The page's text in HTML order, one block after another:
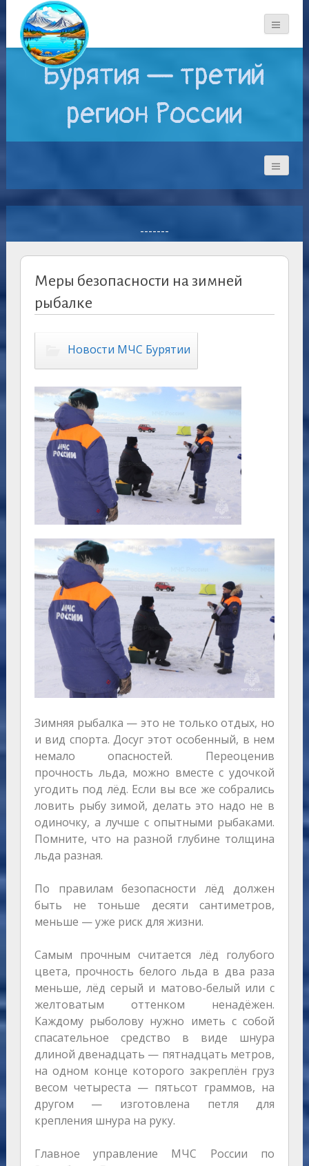
Бурятия — третий
регион России
-------
Меры безопасности на зимней
рыбалке
Новости МЧС Бурятии
Зимняя рыбалка — это не только отдых, но
и вид спорта. Досуг этот особенный, в нем
немало опасностей. Переоценив
прочность льда, можно вместе с удочкой
угодить под лёд. Если вы все же собрались
ловить рыбу зимой, делать это надо не в
одиночку, а лучше с опытными рыбаками.
Помните, что на разной глубине толщина
льда разная.
По правилам безопасности лёд должен
быть не тоньше десяти сантиметров,
меньше — уже риск для жизни.
Самым прочным считается лёд голубого
цвета, прочность белого льда в два раза
меньше, лёд серый и матово-белый или с
желтоватым оттенком ненадёжен.
Каждому рыболову нужно иметь с собой
спасательное средство в виде шнура
длиной двенадцать — пятнадцать метров,
на одном конце которого закреплён груз
весом четыреста — пятьсот граммов, на
другом — изготовлена петля для
крепления шнура на руку.
Главное управление МЧС России по